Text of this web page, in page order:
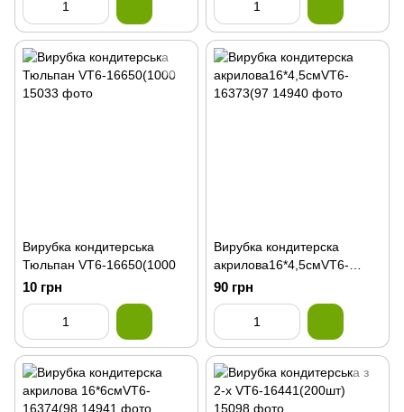
Вирубка кондитерська
Тюльпан VT6-16650(1000
10 грн
Вирубка кондитерска
акрилова16*4,5смVT6-
16373(97
90 грн